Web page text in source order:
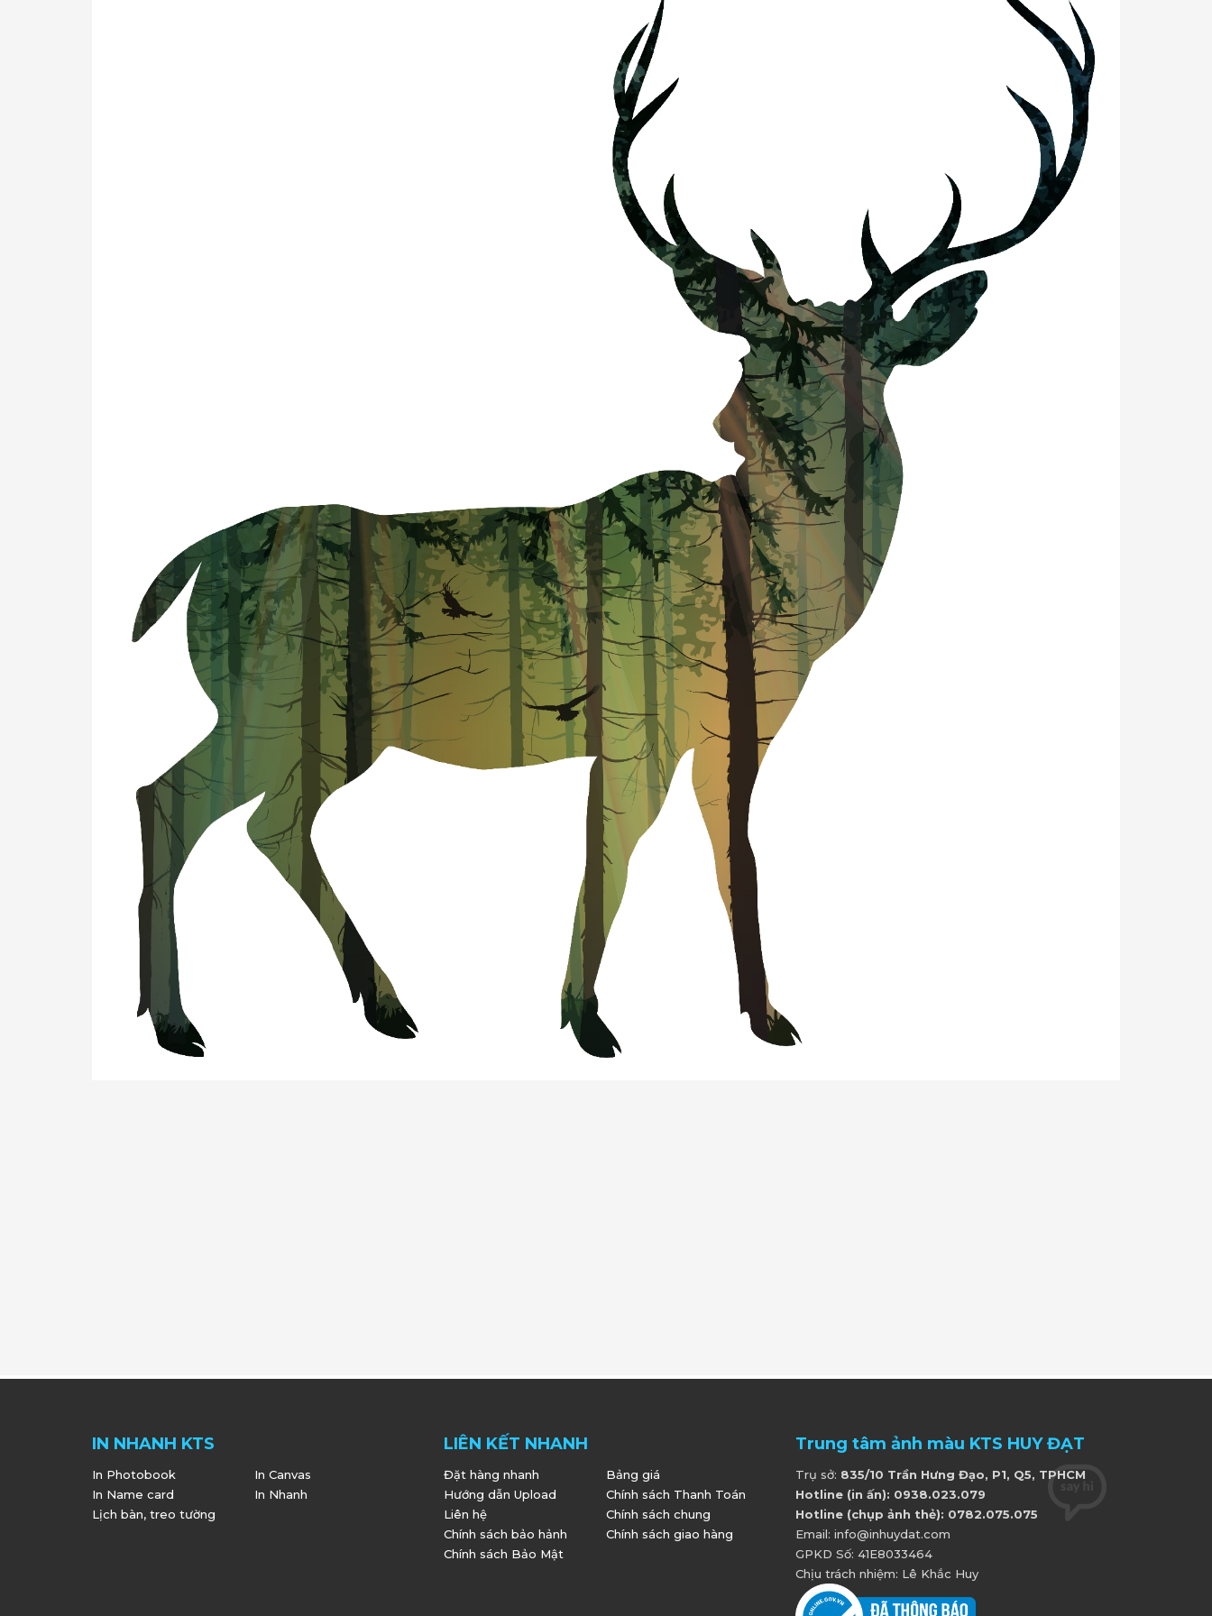
IN NHANH KTS
In Photobook
In Canvas
In Name card
In Nhanh
Lịch bàn, treo tường
LIÊN KẾT NHANH
Đặt hàng nhanh
Bảng giá
Hướng dẫn Upload
Chính sách Thanh Toán
Liên hệ
Chính sách chung
Chính sách bảo hảnh
Chính sách giao hàng
Chính sách Bảo Mật
Trung tâm ảnh màu KTS HUY ĐẠT
Trụ sở: 835/10 Trần Hưng Đạo, P1, Q5, TPHCM
Hotline (in ấn): 0938.023.079
Hotline (chụp ảnh thẻ): 0782.075.075
Email: info@inhuydat.com
GPKD Số: 41E8033464
Chịu trách nhiệm: Lê Khắc Huy